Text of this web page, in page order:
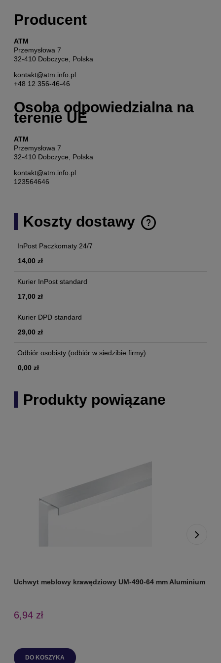
Producent
ATM
Przemysłowa 7
32-410 Dobczyce, Polska
kontakt@atm.info.pl
+48 12 356-46-46
Osoba odpowiedzialna na
terenie UE
ATM
Przemysłowa 7
32-410 Dobczyce, Polska
kontakt@atm.info.pl
123564646
Koszty dostawy
Cena nie zawiera ewentualnych kosztów płatności
InPost Paczkomaty 24/7
14,00 zł
Kurier InPost standard
17,00 zł
Kurier DPD standard
29,00 zł
Odbiór osobisty (odbiór w siedzibie firmy)
0,00 zł
Produkty powiązane
Uchwyt meblowy krawędziowy UM-490-64 mm Aluminium
6,94 zł
DO KOSZYKA